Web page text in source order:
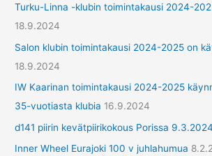
Turku-Linna -klubin toimintakausi 2024-
18.9.2024
Salon klubin toimintakausi 2024-2025 on
18.9.2024
IW Kaarinan toimintakausi 2024-2025
35-vuotiasta klubia 16.9.2024
d141 piirin kevätpiirikokous Porissa 9.3.2024
Inner Wheel Eurajoki 100 v juhlahumua